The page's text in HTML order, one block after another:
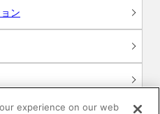
ン
experience on our web